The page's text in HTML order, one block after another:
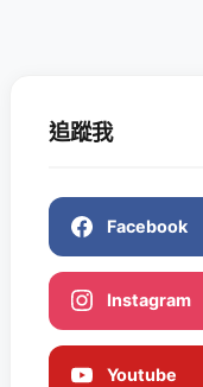
追蹤我
Facebook
Instagram
Youtube